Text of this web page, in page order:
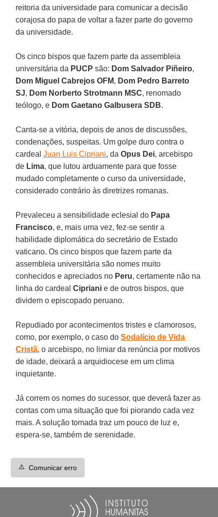
reitoria da universidade para comunicar a decisão
corajosa do papa de voltar a fazer parte do governo
da universidade.
Os cinco bispos que fazem parte da assembleia
universitária da PUCP são: Dom Salvador Piñeiro,
Dom Miguel Cabrejos OFM, Dom Pedro Barreto
SJ, Dom Norberto Strotmann MSC, renomado
teólogo, e Dom Gaetano Galbusera SDB.
Canta-se a vitória, depois de anos de discussões,
condenações, suspeitas. Um golpe duro contra o
cardealJuan Luis Cipriani, daOpus Dei, arcebispo
de Lima, que lutou arduamente para que fosse
mudado completamente o curso da universidade,
considerado contrário às diretrizes romanas.
Prevaleceu a sensibilidade eclesial do Papa
Francisco, e, mais uma vez, fez-se sentir a
habilidade diplomática do secretário de Estado
vaticano. Os cinco bispos que fazem parte da
assembleia universitária são nomes muito
conhecidos e apreciados no Peru, certamente não na
linha do cardealCipriani e de outros bispos, que
dividem o episcopado peruano.
Repudiado por acontecimentos tristes e clamorosos,
como, por exemplo, o caso doSodalício de Vida
Cristã, o arcebispo, no limiar da renúncia por motivos
de idade, deixará a arquidiocese em um clima
inquietante.
Já correm os nomes do sucessor, que deverá fazer as
contas com uma situação que foi piorando cada vez
mais. A solução tomada traz um pouco de luz e,
espera-se, também de serenidade.
⚠️ Comunicar erro